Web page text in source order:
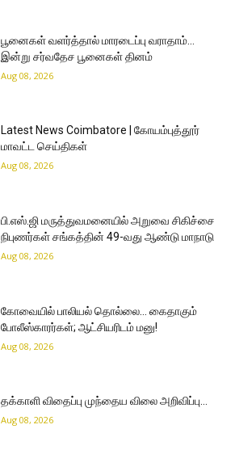
பூனைகள் வளர்த்தால் மாரடைப்பு வராதாம்…
இன்று சர்வதேச பூனைகள் தினம்
Aug 08, 2026
Latest News Coimbatore | கோயம்புத்தூர்
மாவட்ட செய்திகள்
Aug 08, 2026
பி.எஸ்.ஜி மருத்துவமனையில் அறுவை சிகிச்சை
நிபுணர்கள் சங்கத்தின் 49-வது ஆண்டு மாநாடு
Aug 08, 2026
கோவையில் பாலியல் தொல்லை… கைதாகும்
போலீஸ்காரர்கள்; ஆட்சியரிடம் மனு!
Aug 08, 2026
தக்காளி விதைப்பு முந்தைய விலை அறிவிப்பு…
Aug 08, 2026